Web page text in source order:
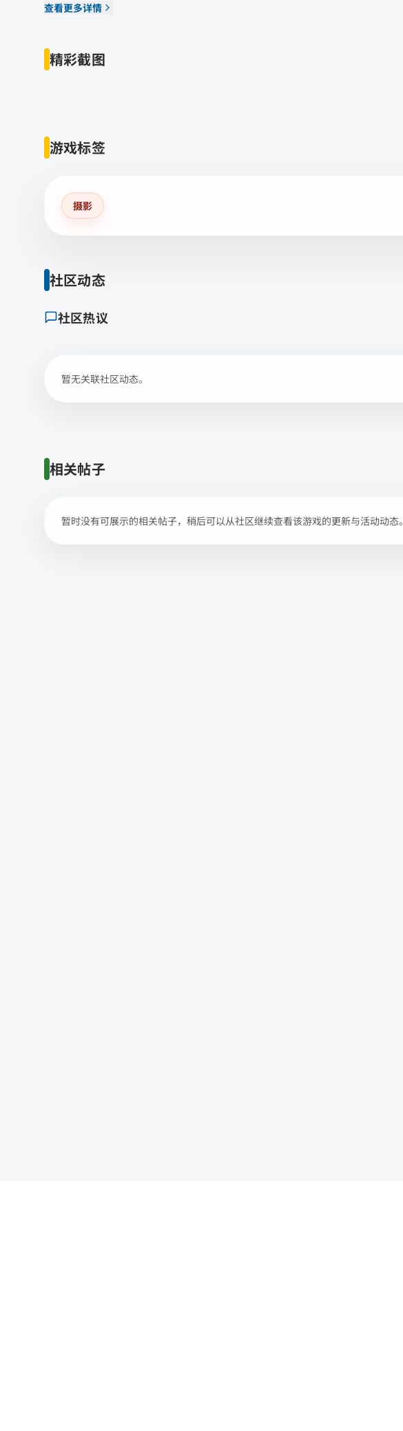
查看更多详情
精彩截图
游戏标签
摄影
社区动态
社区热议
暂无关联社区动态。
相关帖子
暂时没有可展示的相关帖子，稍后可以从社区继续查看该游戏的更新与活动动态。